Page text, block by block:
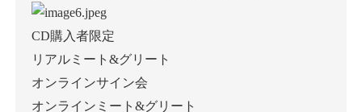
CD購入者限定
リアルミート&グリート
オンラインサイン会
オンラインミート&グリート